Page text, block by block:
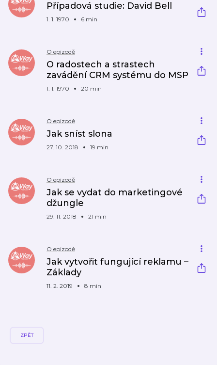
Případová studie: David Bell
1. 1. 1970 6 min
O epizodě
O radostech a strastech
zavádění CRM systému do MSP
1. 1. 1970 20 min
O epizodě
Jak sníst slona
27. 10. 2018 19 min
O epizodě
Jak se vydat do marketingové
džungle
29. 11. 2018 21 min
O epizodě
Jak vytvořit fungující reklamu –
Základy
11. 2. 2019 8 min
ZPĚT